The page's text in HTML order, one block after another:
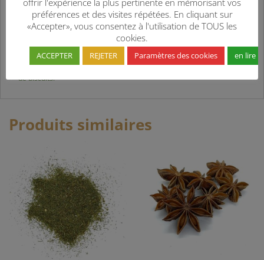
apportent une note florale
et délicate à ce mélange. Idéal pour parfumer vos riz pilaf, il
apportera également une
touche dépaysante dans les plat mijotés, sur les viandes grillées, les
légumes, mais aussi
dans une omelette. Et pourquoi ne pas l’intégrer dans la préparation
de biscuits.
Produits similaires
offrir l'expérience la plus pertinente en mémorisant vos
préférences et des visites répétées. En cliquant sur
«Accepter», vous consentez à l'utilisation de TOUS les
cookies.
ACCEPTER REJETER Paramètres des cookies en lire